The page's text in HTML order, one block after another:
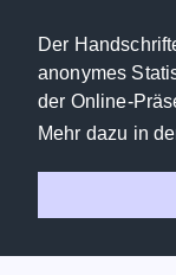
Der
anonymes
der Online-
Mehr dazu in